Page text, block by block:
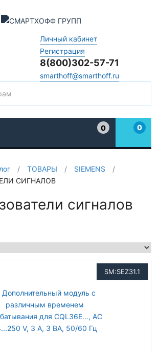
Личный кабинет
Регистрация
8(800)302-57-71
smarthoff@smarthoff.ru
0
0
/ ТОВАРЫ / SIEMENS
/
СИГНАЛОВ
сигналов
SM:SEZ31.1